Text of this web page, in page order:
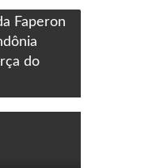
Faperon
do